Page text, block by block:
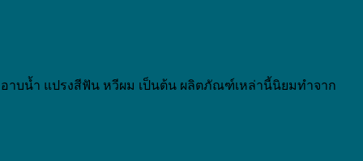
าบน้ำ แปรงสีฟัน หวีผม เป็นต้น ผลิตภัณฑ์เหล่านี้นิยมทำจาก